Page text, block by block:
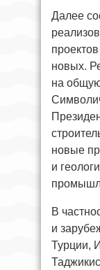
Далее
новых.
на
новые
и
В
и
Турции,